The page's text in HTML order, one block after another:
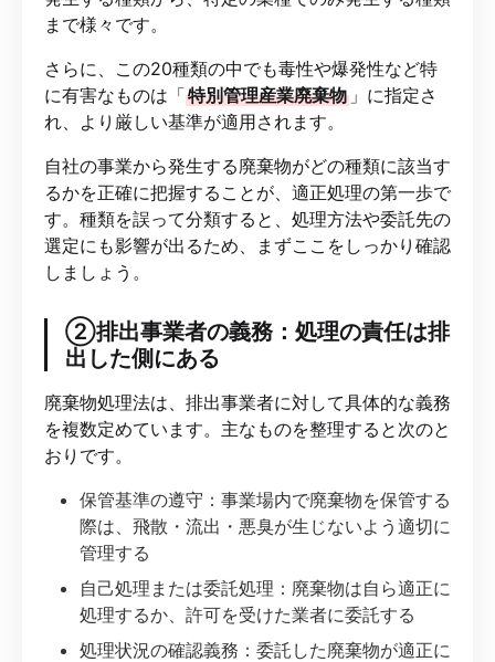
まで様々です。
さらに、この20種類の中でも毒性や爆発性など特
に有害なものは「特別管理産業廃棄物 」に指定さ
れ、より厳しい基準が適用されます。
自社の事業から発生する廃棄物がどの種類に該当す
るかを正確に把握することが、適正処理の第一歩で
す。種類を誤って分類すると、処理方法や委託先の
選定にも影響が出るため、まずここをしっかり確認
しましょう。
②排出事業者の義務：処理の責任は排
出した側にある
廃棄物処理法は、排出事業者に対して具体的な義務
を複数定めています。主なものを整理すると次のと
おりです。
保管基準の遵守：事業場内で廃棄物を保管する
際は、飛散・流出・悪臭が生じないよう適切に
管理する
自己処理または委託処理：廃棄物は自ら適正に
処理するか、許可を受けた業者に委託する
処理状況の確認義務：委託した廃棄物が適正に